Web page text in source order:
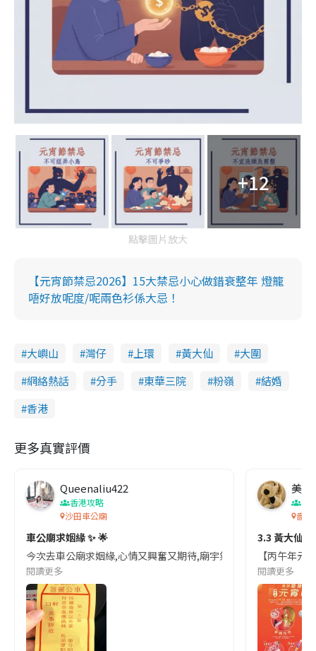
+12
點擊圖片放大
【元宵節禁忌2026】15大禁忌小心做錯衰整年 燈籠
唔好放呢度/呢兩色衫係大忌！
大嶼山 灣仔 上環 黃大仙
大圍
網絡熱話
分手 東華三院 粉嶺
結婚
香港
更多真實評價
Queenaliu422
香港攻略
沙田車公廟
車公廟求姻緣 ✨ 🌟
今次去車公廟求姻緣,心情又興奮又期待,廟宇氣氛莊嚴又熱鬧,香
閱讀更多
美食
節
嗇色
3.3 黃大仙
【丙午年
閱讀更多